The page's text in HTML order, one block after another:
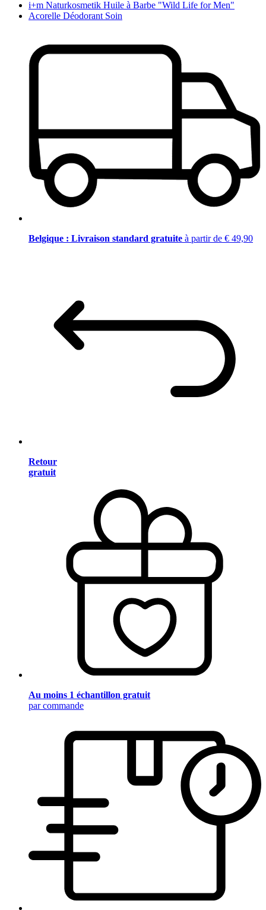
i+m Naturkosmetik Huile à Barbe "Wild Life for Men"
Acorelle Déodorant Soin
Belgique : Livraison standard gratuite à partir de € 49,90
Retour
gratuit
Au moins 1 échantillon gratuit
par commande